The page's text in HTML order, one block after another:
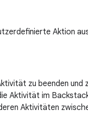
Aktion
zu beenden
Aktivität im
Aktivitäten